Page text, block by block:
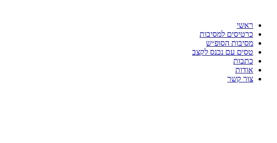
ראשי
כרטיסים למסיבות
מסיבות הסופ״ש
טסים עם נכנס לקצב
כתבות
אודות
צור קשר